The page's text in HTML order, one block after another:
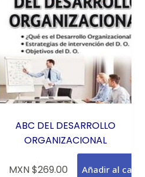
ABC DEL DESARROLLO
ORGANIZACIONAL
MXN $269.00 Añadir al carrito